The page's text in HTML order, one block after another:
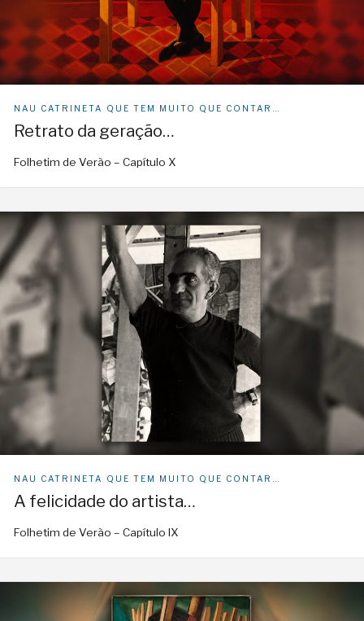
NAU CATRINETA QUE TEM MUITO QUE CONTAR…
Retrato da geração…
Folhetim de Verão – Capítulo X
NAU CATRINETA QUE TEM MUITO QUE CONTAR…
A felicidade do artista…
Folhetim de Verão – Capítulo IX